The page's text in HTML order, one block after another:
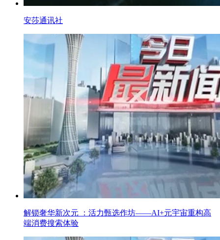
安莎通讯社
解锁奢华新次元 ：活力甄选作坊——AI+元宇宙重构高
端消费搜索体验